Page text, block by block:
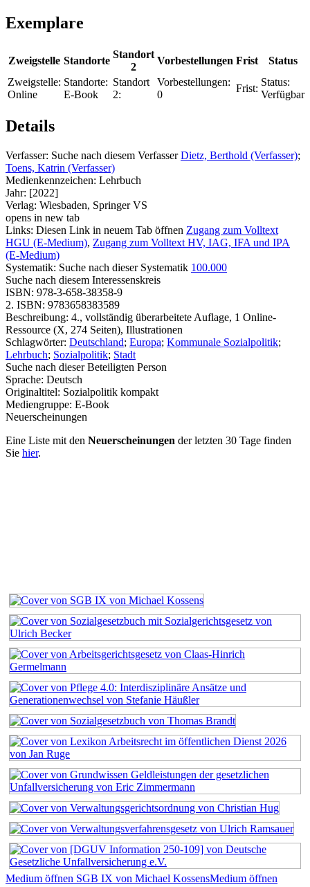
Exemplare
Zweigstelle Standorte
Standort
2
Vorbestellungen Frist
Status
Zweigstelle:
Online
Standorte:
E-Book
Standort
2:
Vorbestellungen:
0
Frist:
Status:
Verfügbar
Details
Verfasser: Suche nach diesem Verfasser Dietz, Berthold (Verfasser);
Toens, Katrin (Verfasser)
Medienkennzeichen: Lehrbuch
Jahr: [2022]
Verlag: Wiesbaden, Springer VS
opens in new tab
Links: Diesen Link in neuem Tab öffnen Zugang zum Volltext
HGU (E-Medium), Zugang zum Volltext HV, IAG, IFA und IPA
(E-Medium)
Systematik: Suche nach dieser Systematik 100.000
Suche nach diesem Interessenskreis
ISBN: 978-3-658-38358-9
2. ISBN: 9783658383589
Beschreibung: 4., vollständig überarbeitete Auflage, 1 Online-
Ressource (X, 274 Seiten), Illustrationen
Schlagwörter: Deutschland; Europa; Kommunale Sozialpolitik;
Lehrbuch; Sozialpolitik; Stadt
Suche nach dieser Beteiligten Person
Sprache: Deutsch
Originaltitel: Sozialpolitik kompakt
Mediengruppe: E-Book
Neuerscheinungen
Eine Liste mit den Neuerscheinungen der letzten 30 Tage finden
Sie hier.
Medium öffnen SGB IX von Michael KossensMedium öffnen